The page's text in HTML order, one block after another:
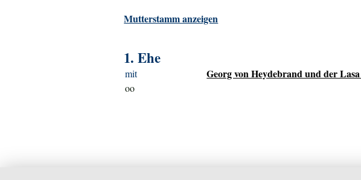
Mutterstamm anzeigen
1. Ehe
mit Georg von Heydebrand und der
oo